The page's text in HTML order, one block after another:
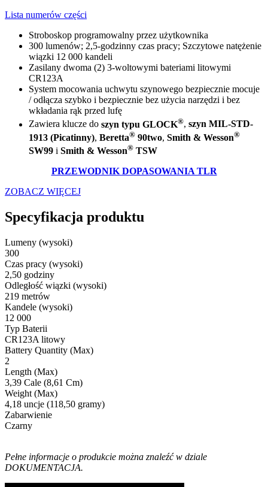
Lista numerów części
Stroboskop programowalny przez użytkownika
300 lumenów; 2,5-godzinny czas pracy; Szczytowe natężenie
wiązki 12 000 kandeli
Zasilany dwoma (2) 3-woltowymi bateriami litowymi
CR123A
System mocowania uchwytu szynowego bezpiecznie mocuje
/ odłącza szybko i bezpiecznie bez użycia narzędzi i bez
wkładania rąk przed lufę
Zawiera klucze do szyn typu GLOCK®, szyn MIL-STD-
1913 (Picatinny), Beretta® 90two, Smith & Wesson®
SW99 i Smith & Wesson® TSW
PRZEWODNIK DOPASOWANIA TLR
ZOBACZ WIĘCEJ
Specyfikacja produktu
Lumeny (wysoki)
300
Czas pracy (wysoki)
2,50 godziny
Odległość wiązki (wysoki)
219 metrów
Kandele (wysoki)
12 000
Typ Baterii
CR123A litowy
Battery Quantity (Max)
2
Length (Max)
3,39 Cale (8,61 Cm)
Weight (Max)
4,18 uncje (118,50 gramy)
Zabarwienie
Czarny
Pełne informacje o produkcie można znaleźć w dziale
DOKUMENTACJA.